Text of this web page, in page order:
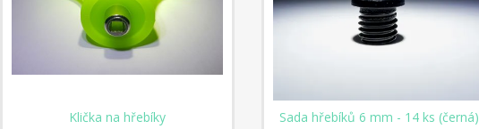
Klička na hřebíky Sada hřebíků 6 mm - 14 ks (černá)